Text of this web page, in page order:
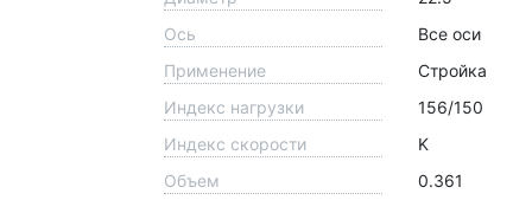
Ось
Все оси
Применение
Стройка
Индекс нагрузки
156/150
Индекс скорости
K
Объем
0.361